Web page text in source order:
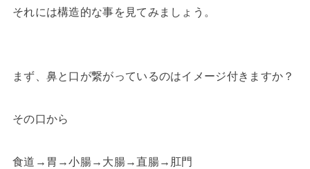
それには構造的な事を見てみましょう。
まず、鼻と口が繋がっているのはイメージ付きますか？
その口から
食道→胃→小腸→大腸→直腸→肛門